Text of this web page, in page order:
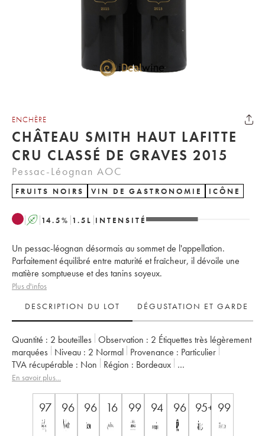
ENCHÈRE
CHÂTEAU SMITH HAUT LAFITTE
CRU CLASSÉ DE GRAVES 2015
Pessac-Léognan AOC
FRUITS NOIRS VIN DE GASTRONOMIE ICÔNE
A 14.5% 1.5 L INTENSITÉ
Un pessac-léognan désormais au sommet de l'appellation.
Parfaitement équilibré entre maturité et fraîcheur, il dévoile une
matière somptueuse et des tanins soyeux.
Plus d'infos
DESCRIPTION DU LOT
DÉGUSTATION ET GARDE
Quantité : 2 bouteilles Observation : 2 Étiquettes très légèrement
marquées
Niveau : 2 Normal Provenance : particulier
TVA récupérable :
non Région :
Bordeaux
Appellation :
Propriétaire :
Famille Cathiard
En savoir plus...
97 96 96 16 99 94 96 95+ 99